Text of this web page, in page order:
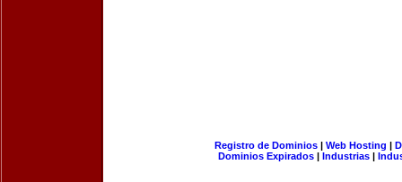
Registro de Dominios| Web Hosting |
Dominios Expirados | Industrias |